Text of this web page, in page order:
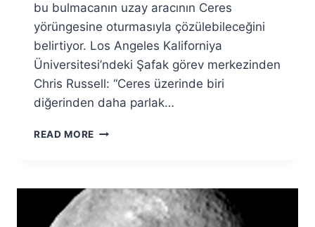
bu bulmacanın uzay aracının Ceres
yörüngesine oturmasıyla çözülebileceğini
belirtiyor. Los Angeles Kaliforniya
Üniversitesi’ndeki Şafak görev merkezinden
Chris Russell: “Ceres üzerinde biri
diğerinden daha parlak…
READ MORE CERES’TE